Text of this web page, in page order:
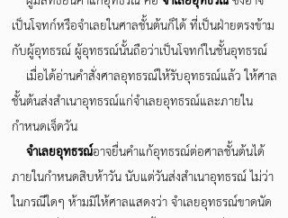
เป็นโจทก์หรือจำเลยในศาลชั้นต้นก็ได้ ที่เป็นฝ่ายตรงข้าม
กับผู้อุทธรณ์ ผู้อุทธรณ์นั้นถือว่าเป็นโจทก์ในชั้นอุทธรณ์
เมื่อได้อ่านคำสั่งศาลอุทธรณ์ให้รับอุทธรณ์แล้ว ให้ศาล
ชั้นต้นส่งสำเนาอุทธรณ์แก่จำเลยอุทธรณ์และภายใน
กำหนดเจ็ดวัน
จำเลยอุทธรณ์อาจยื่นคำแก้อุทธรณ์ต่อศาลชั้นต้นได้
ภายในกำหนดสิบห้าวัน นับแต่วันส่งสำเนาอุทธรณ์ ไม่ว่า
ในกรณีใดๆ ห้ามมิให้ศาลแสดงว่า จำเลยอุทธรณ์ขาดนัด